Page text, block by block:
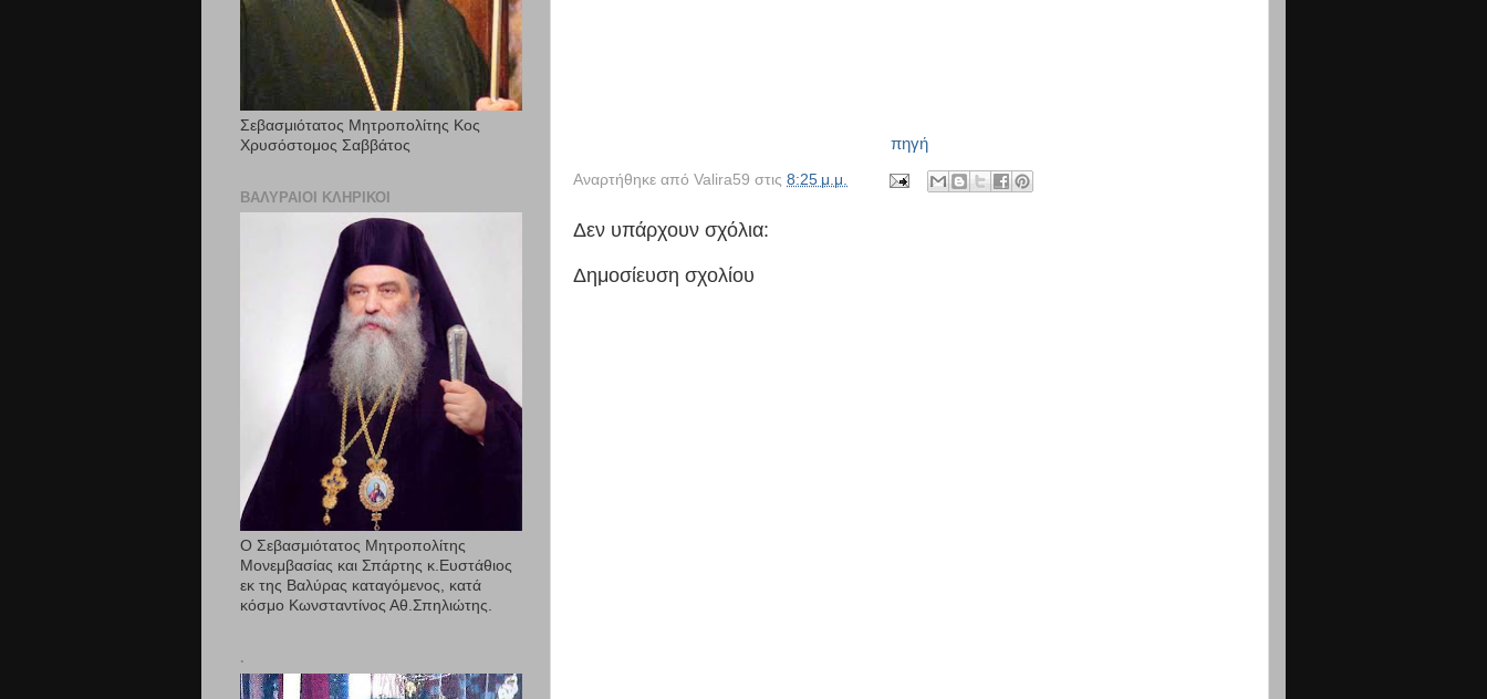
πηγή
Αναρτήθηκε από Valira59 στις 8:25 μ.μ.
Δεν υπάρχουν σχόλια:
Δημοσίευση σχολίου
Σεβασμιότατος Μητροπολίτης Κος
Χρυσόστομος Σαββάτος
ΒΑΛΥΡΑΊΟΙ ΚΛΗΡΙΚΟΊ
Ο Σεβασμιότατος Μητροπολίτης
Μονεμβασίας και Σπάρτης κ.Ευστάθιος
εκ της Βαλύρας καταγόμενος, κατά
κόσμο Κωνσταντίνος Αθ.Σπηλιώτης.
.